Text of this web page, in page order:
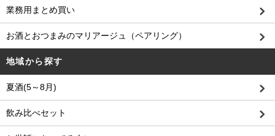
業務用まとめ買い
お酒とおつまみのマリアージュ（ペアリング）
地域から探す
夏酒(5～8月)
飲み比べセット